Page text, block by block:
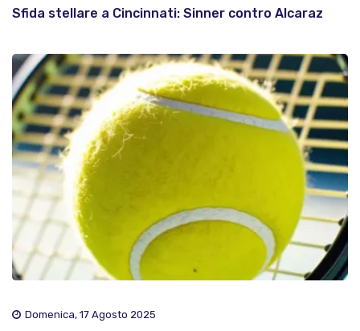
Sfida stellare a Cincinnati: Sinner contro Alcaraz
Domenica, 17 Agosto 2025